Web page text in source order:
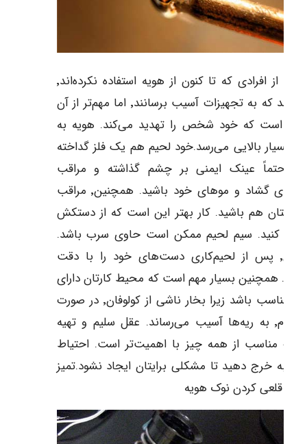
بسیاری از افرادی که تا کنون از هویه استفاده نکرده‌اند٬
می‌ترسند که به تجهیزات آسیب برسانند٬‌ اما مهم‌تر از آن
است که خود شخص را تهدید می‌کند. هویه به
بسیار بالایی می‌رسد.خود لحیم هم یک فلز گداخته
حتماً عینک ایمنی بر چشم گذاشته و مراقب
لباس‌های گشاد و موهای خود باشید. همچنین٬ مراقب
هم باشید. کار بهتر این است که از دستکش
کنید. سیم لحیم ممکن است حاوی سرب باشد.
بنابراین٬ پس از لحیم‌کاری دست‌های خود را با دقت
همچنین بسیار مهم است که محیط کارتان دارای
تهویه مناسب باشد زیرا بخار ناشی از کولوفان٬ در صورت
استشمام٬ به ریه‌ها آسیب می‌رساند. عقل سلیم و تهیه
مناسب از همه چیز با اهمیت‌تر است. احتیاط
را به خرج دهید تا مشکلی برایتان ایجاد نشود.تمیز
و قلعی کردن نوک هویه